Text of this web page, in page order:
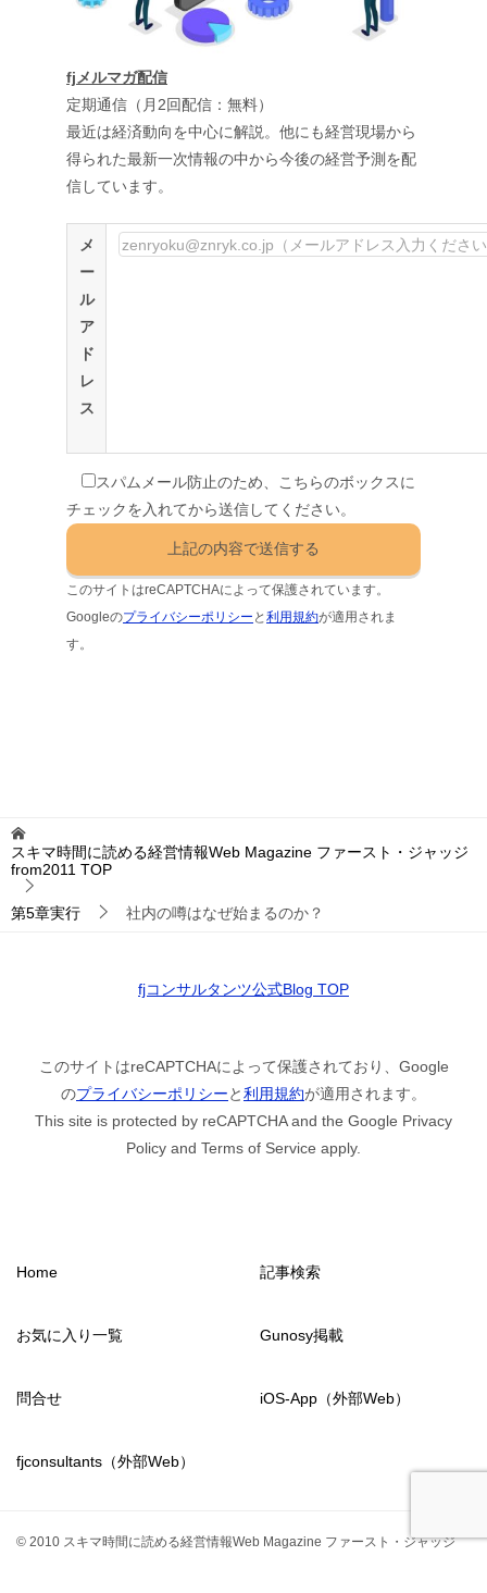
fjメルマガ配信
定期通信（月2回配信：無料）
最近は経済動向を中心に解説。他にも経営現場から
得られた最新一次情報の中から今後の経営予測を配
信しています。
メ
ー
ル
ア
ド
レ
ス
スパムメール防止のため、こちらのボックスに
チェックを入れてから送信してください。
このサイトはreCAPTCHAによって保護されています。
Googleのプライバシーポリシー と利用規約が適用されま
す。
スキマ時間に読める経営情報Web Magazine ファースト・ジャッジ
from2011 TOP
第5章実行 社内の噂はなぜ始まるのか？
fjコンサルタンツ公式Blog TOP
このサイトはreCAPTCHAによって保護されており、Google
のプライバシーポリシーと利用規約が適用されます。
This site is protected by reCAPTCHA and the Google Privacy
Policy and Terms of Service apply.
Home 記事検索
お気に入り一覧 Gunosy掲載
問合せ iOS-App（外部Web）
fjconsultants（外部Web）
© 2010 スキマ時間に読める経営情報Web Magazine ファースト・ジャッジ